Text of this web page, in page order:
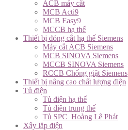
ACB máy cắt
MCB Acti9
MCB Easy9
MCCB hạ thế
Thiết bị đóng cắt hạ thế Siemens
Máy cắt ACB Siemens
MCB SINOVA Siemens
MCCB SINOVA Siemens
RCCB Chống giật Siemens
Thiết bị nâng cao chất lượng điện
Tủ điện
Tủ điện hạ thế
Tủ điện trung thế
Tủ SPC_Hoàng Lê Phát
Xây lắp điện